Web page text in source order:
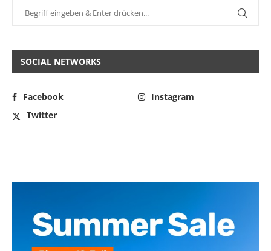
SOCIAL NETWORKS
Facebook
Instagram
Twitter